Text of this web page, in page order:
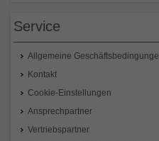
Service
Allgemeine
Kontakt
Cookie-Einstellungen
Ansprechpartner
Vertriebspartner